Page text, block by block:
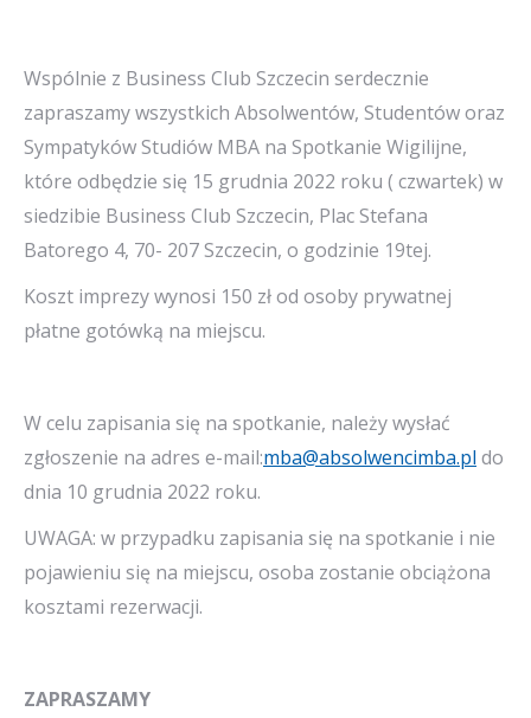
Wspólnie z Business Club Szczecin serdecznie
zapraszamy wszystkich Absolwentów, Studentów oraz
Sympatyków Studiów MBA na Spotkanie Wigilijne,
które odbędzie się 15 grudnia 2022 roku ( czwartek) w
siedzibie Business Club Szczecin, Plac Stefana
Batorego 4, 70- 207 Szczecin, o godzinie 19tej.
Koszt imprezy wynosi 150 zł od osoby prywatnej
płatne gotówką na miejscu.
W celu zapisania się na spotkanie, należy wysłać
zgłoszenie na adres e-mail:mba@absolwencimba.pl do
dnia 10 grudnia 2022 roku.
UWAGA: w przypadku zapisania się na spotkanie i nie
pojawieniu się na miejscu, osoba zostanie obciążona
kosztami rezerwacji.
ZAPRASZAMY